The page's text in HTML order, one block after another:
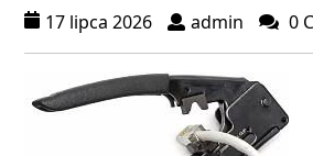
17 lipca 2026 admin 0